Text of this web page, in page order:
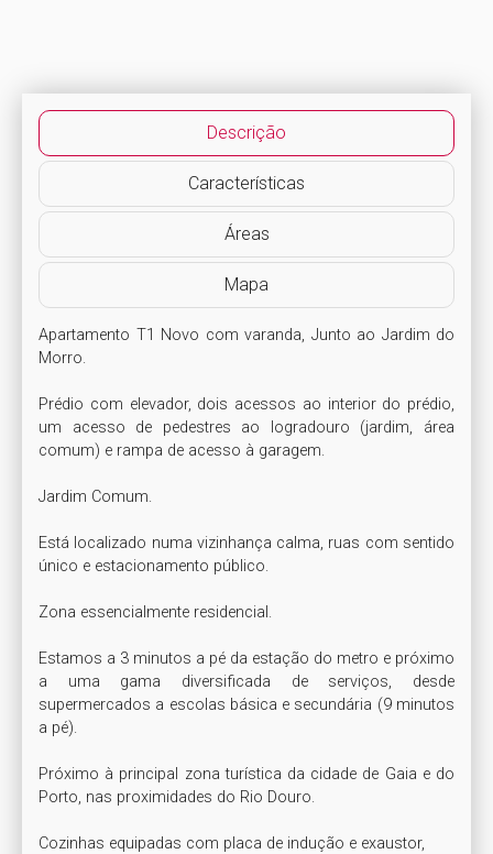
Descrição
Características
Áreas
Mapa
Apartamento T1 Novo com varanda, Junto ao Jardim do
Morro.
Prédio com elevador, dois acessos ao interior do prédio,
um acesso de pedestres ao logradouro (jardim, área
comum) e rampa de acesso à garagem.
Jardim Comum.
Está localizado numa vizinhança calma, ruas com sentido
único e estacionamento público.
Zona essencialmente residencial.
Estamos a 3 minutos a pé da estação do metro e próximo
a uma gama diversificada de serviços, desde
supermercados a escolas básica e secundária (9 minutos
a pé).
Próximo à principal zona turística da cidade de Gaia e do
Porto, nas proximidades do Rio Douro.
Cozinhas equipadas com placa de indução e exaustor,